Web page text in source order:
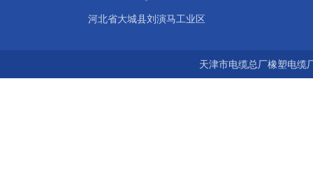
河北省大城县刘演马工业区
天津市电缆总厂橡塑电